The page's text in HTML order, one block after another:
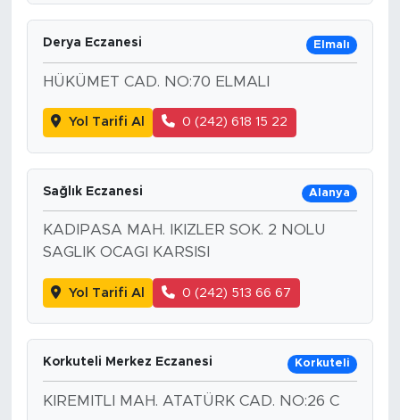
Derya Eczanesi Elmalı
HÜKÜMET CAD. NO:70 ELMALI
Yol Tarifi Al 0 (242) 618 15 22
Sağlık Eczanesi Alanya
KADIPASA MAH. IKIZLER SOK. 2 NOLU
SAGLIK OCAGI KARSISI
Yol Tarifi Al 0 (242) 513 66 67
Korkuteli Merkez Eczanesi Korkuteli
KIREMITLI MAH. ATATÜRK CAD. NO:26 C